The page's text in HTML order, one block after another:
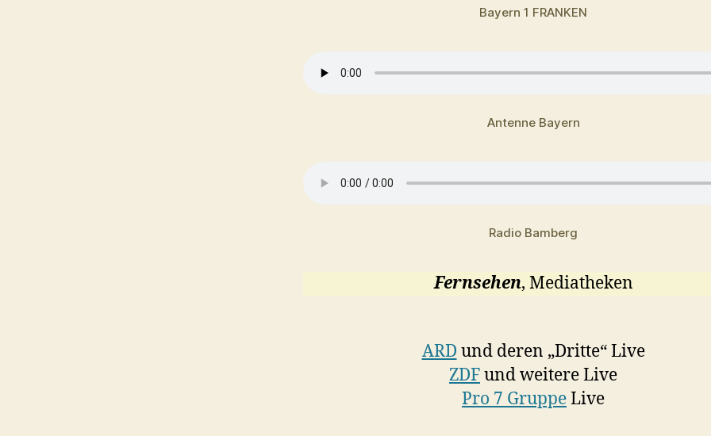
Bayern 1 FRANKEN
Antenne Bayern
Radio Bamberg
Fernsehen, Mediatheken
ARD und deren „Dritte“ Live
ZDFund weitere Live
Pro 7 GruppeLive